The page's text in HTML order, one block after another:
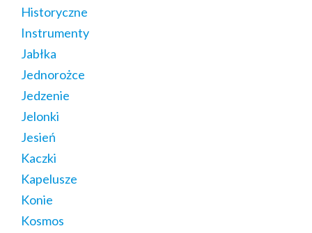
Historyczne
Instrumenty
Jabłka
Jednorożce
Jedzenie
Jelonki
Jesień
Kaczki
Kapelusze
Konie
Kosmos